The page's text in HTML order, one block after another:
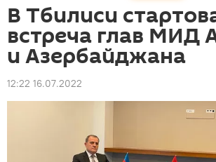
В Тбилиси
встреча глав МИД
и Азербайджана
12:22 16.07.2022